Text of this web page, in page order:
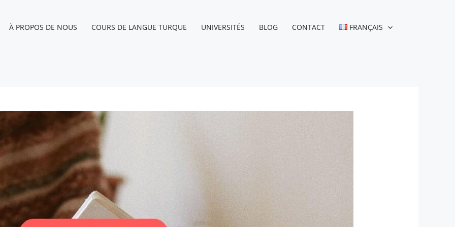
À PROPOS DE NOUS COURS DE LANGUE TURQUE UNIVERSITÉS BLOG CONTACT FRANÇAIS